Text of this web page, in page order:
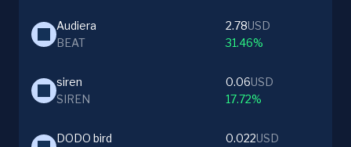
Audiera
BEAT
2.78USD
31.46%
siren
SIREN
0.06USD
17.72%
DODO bird
0.022USD